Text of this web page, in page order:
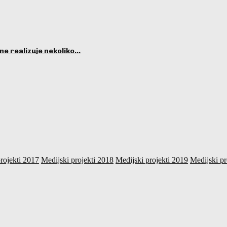
realizuje nekoliko…
2017 Medijski projekti 2018 Medijski projekti 2019 Medijski